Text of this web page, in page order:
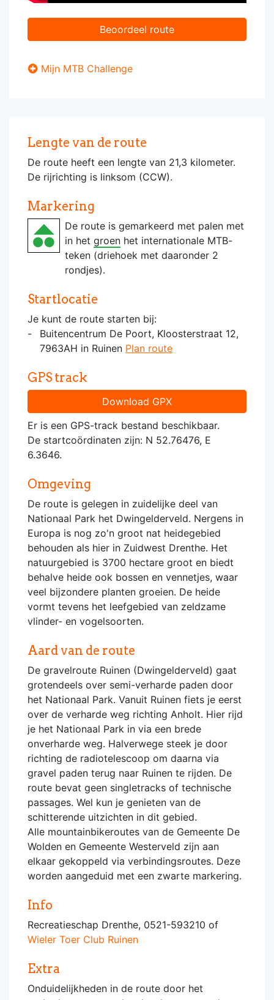
Beoordeel route
Mijn MTB Challenge
Lengte van de route
De route heeft een lengte van 21,3 kilometer.
De rijrichting is linksom (CCW).
Markering
De route is gemarkeerd met palen met
in het groen het internationale MTB-
teken (driehoek met daaronder 2
rondjes).
Startlocatie
Je kunt de route starten bij:
Buitencentrum De Poort, Kloosterstraat 12,
7963AH in Ruinen Plan route
GPS track
Download GPX
Er is een GPS-track bestand beschikbaar.
De startcoördinaten zijn: N 52.76476, E
6.3646.
Omgeving
De route is gelegen in zuidelijke deel van
Nationaal Park het Dwingelderveld. Nergens in
Europa is nog zo'n groot nat heidegebied
behouden als hier in Zuidwest Drenthe. Het
natuurgebied is 3700 hectare groot en biedt
behalve heide ook bossen en vennetjes, waar
veel bijzondere planten groeien. De heide
vormt tevens het leefgebied van zeldzame
vlinder- en vogelsoorten.
Aard van de route
De gravelroute Ruinen (Dwingelderveld) gaat
grotendeels over semi-verharde paden door
het Nationaal Park. Vanuit Ruinen fiets je eerst
over de verharde weg richting Anholt. Hier rijd
je het Nationaal Park in via een brede
onverharde weg. Halverwege steek je door
richting de radiotelescoop om daarna via
gravel paden terug naar Ruinen te rijden. De
route bevat geen singletracks of technische
passages. Wel kun je genieten van de
schitterende uitzichten in dit gebied.
Alle mountainbikeroutes van de Gemeente De
Wolden en Gemeente Westerveld zijn aan
elkaar gekoppeld via verbindingsroutes. Deze
worden aangeduid met een zwarte markering.
Info
Recreatieschap Drenthe, 0521-593210 of
Wieler Toer Club Ruinen
Extra
Onduidelijkheden in de route door het